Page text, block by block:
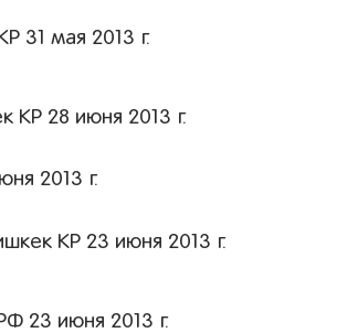
31 мая 2013 г.
КР 28 июня 2013 г.
2013 г.
КР 23 июня 2013 г.
23 июня 2013 г.